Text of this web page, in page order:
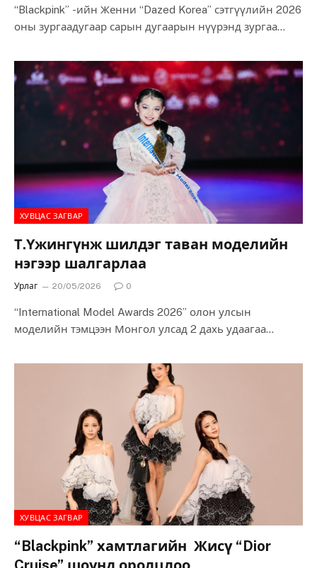
“Blackpink” -ийн Женни “Dazed Korea” сэтгүүлийн 2026
оны зургаадугаар сарын дугаарын нүүрэнд зургаа
“Chanel”…
ХУВЦАС ЗАГВАР
Т.Үжингүнж шилдэг таван моделийн
нэгээр шалгарлаа
Урлаг 20/05/2026 0
“International Model Awards 2026” олон улсын
моделийн тэмцээн Монгол улсад 2 дахь удаагаа
нэр хүндтэй…
ХУВЦАС ЗАГВАР
“Blackpink” хамтлагийн Жисү “Dior